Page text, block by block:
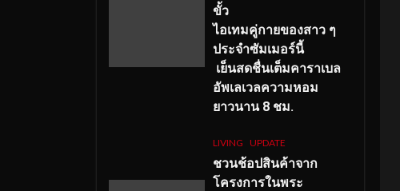
ขั้ว
ไอเทมคู่กายของสาว ๆ
ประจำซัมเมอร์นี้
เย็นสดชื่นเต็มคาราเบล
อัพเลเวลความหอม
ยาวนาน 8 ชม.
LIVING UPDATE
ชวนช้อปสินค้าจาก
โครงการในพระ